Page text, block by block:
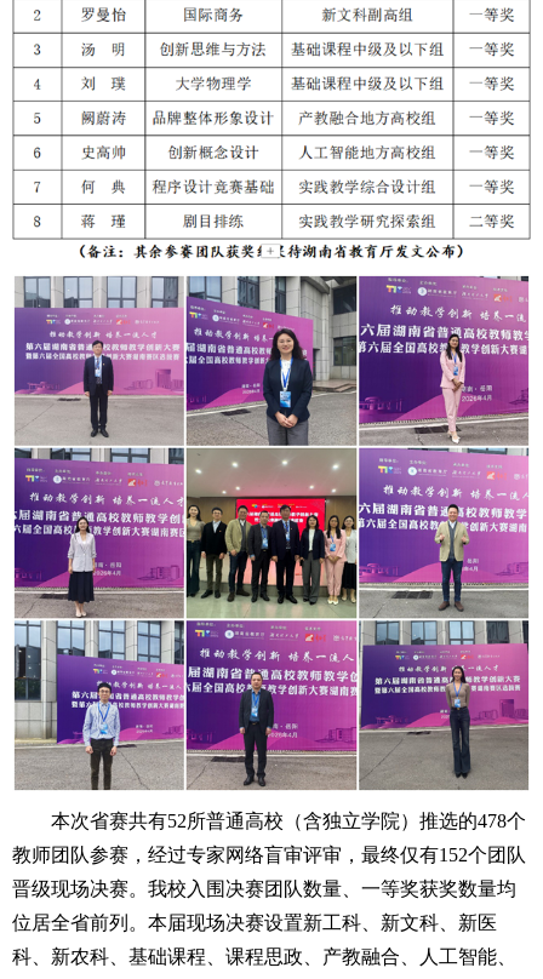
本次省赛共有52所普通高校（含独立学院）推选的478个
教师团队参赛，经过专家网络盲审评审，最终仅有152个团队
晋级现场决赛。我校入围决赛团队数量、一等奖获奖数量均
位居全省前列。本届现场决赛设置新工科、新文科、新医
科、新农科、基础课程、课程思政、产教融合、人工智能、